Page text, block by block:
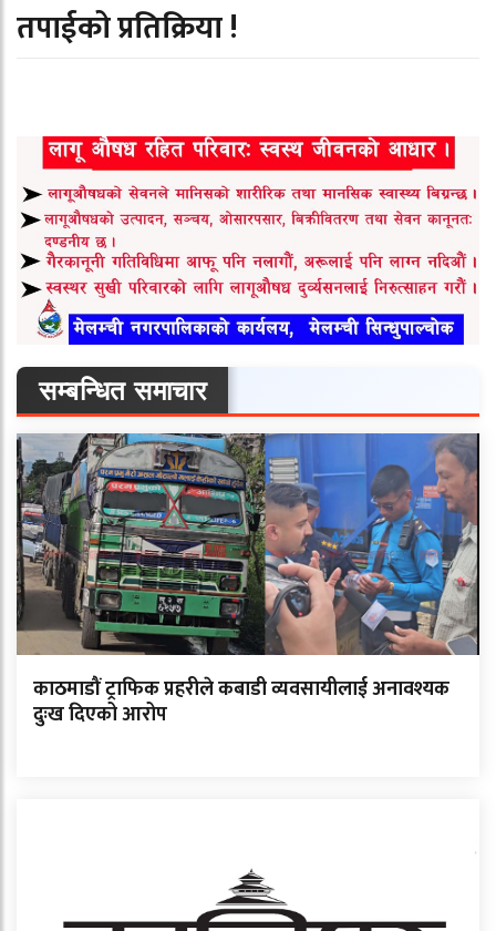
तपाईको प्रतिक्रिया !
सम्बन्धित समाचार
काठमाडौं ट्राफिक प्रहरीले कबाडी व्यवसायीलाई अनावश्यक
दुःख दिएको आरोप